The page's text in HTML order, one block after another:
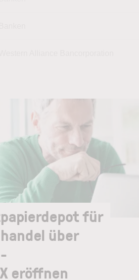
für
über
eröffnen